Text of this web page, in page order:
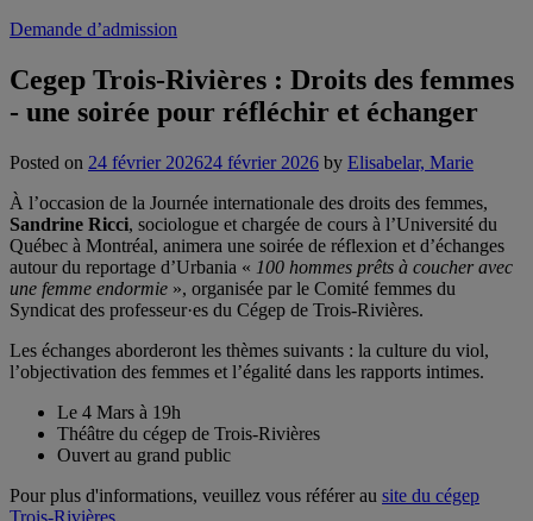
Demande d’admission
Cegep Trois-Rivières : Droits des femmes
- une soirée pour réfléchir et échanger
Posted on 24 février 202624 février 2026 by Elisabelar, Marie
À l’occasion de la Journée internationale des droits des femmes,
Sandrine Ricci, sociologue et chargée de cours à l’Université du
Québec à Montréal, animera une soirée de réflexion et d’échanges
autour du reportage d’Urbania « 100 hommes prêts à coucher avec
une femme endormie », organisée par le Comité femmes du
Syndicat des professeur·es du Cégep de Trois-Rivières.
Les échanges aborderont les thèmes suivants : la culture du viol,
l’objectivation des femmes et l’égalité dans les rapports intimes.
Le 4 Mars à 19h
Théâtre du cégep de Trois-Rivières
Ouvert au grand public
Pour plus d'informations, veuillez vous référer au site du cégep
Trois-Rivières.